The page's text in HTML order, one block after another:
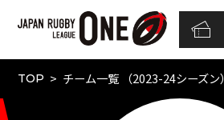
TOP チーム一覧 （2023-24シーズン）